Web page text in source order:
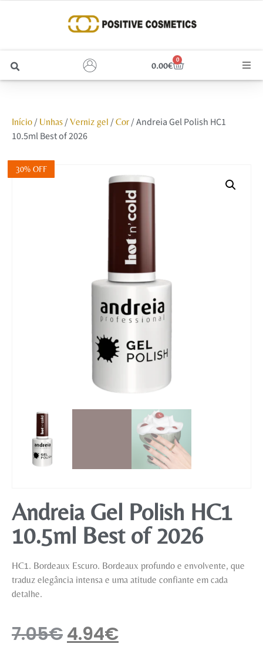
0.00€
0
Unhas
Início/ Unhas/ Verniz gel / Cor/ Andreia Gel Polish HC1
10.5ml Best of 2026
30% OFF
Andreia Gel Polish HC1
10.5ml Best of 2026
HC1. Bordeaux Escuro. Bordeaux profundo e envolvente, que
traduz elegância intensa e uma atitude confiante em cada
detalhe.
7.05€4.94€